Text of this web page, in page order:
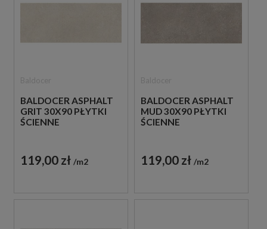
BALDOCER ASPHALT
GRIT 30X90 PŁYTKI
ŚCIENNE
119,00 zł m2
BALDOCER ASPHALT
MUD 30X90 PŁYTKI
ŚCIENNE
119,00 zł m2